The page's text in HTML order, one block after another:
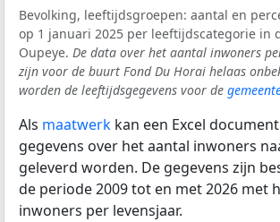
Bevolking, leeftijdsgroepen: aantal en
op 1 januari 2025 per leeftijdscategorie in
Oupeye. De data over het aantal inwoners
zijn voor de buurt Fond Du Horai helaas
worden de leeftijdsgegevens voor de
Als maatwerk kan een Excel
gegevens over het aantal inwoners
geleverd worden. De gegevens zijn
de periode 2009 tot en met 2026 met
inwoners per levensjaar.